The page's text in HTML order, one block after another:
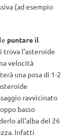
(ad esempio
puntare il
trova l’asteroide
velocità
una posa di 1-2
ravvicinato
basso
all’alba del 26
Infatti